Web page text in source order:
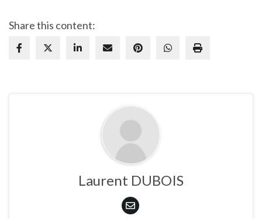
Share this content:
Laurent DUBOIS